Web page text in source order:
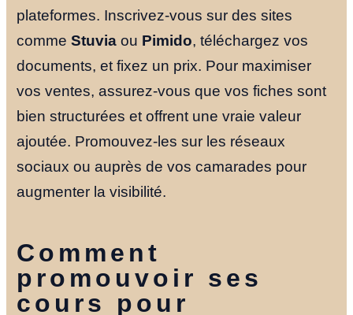
plateformes. Inscrivez-vous sur des sites
commeStuvia ou Pimido, téléchargez vos
documents, et fixez un prix. Pour maximiser
vos ventes, assurez-vous que vos fiches sont
bien structurées et offrent une vraie valeur
ajoutée. Promouvez-les sur les réseaux
sociaux ou auprès de vos camarades pour
augmenter la visibilité.
Comment
promouvoir ses
cours pour